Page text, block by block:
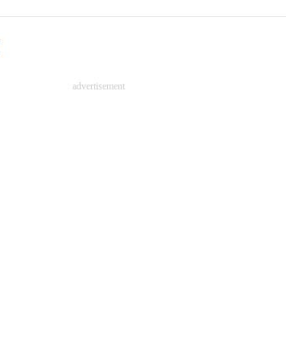
advertisement